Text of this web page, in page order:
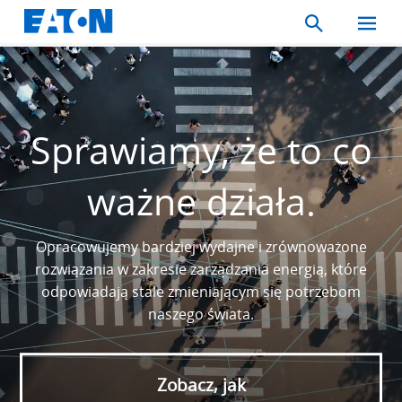
Search
Toggle
Mobile
Menu
Sprawiamy, że to co
ważne działa.
Opracowujemy bardziej wydajne i zrównoważone
rozwiązania w zakresie zarządzania energią, które
odpowiadają stale zmieniającym się potrzebom
naszego świata.
Zobacz, jak